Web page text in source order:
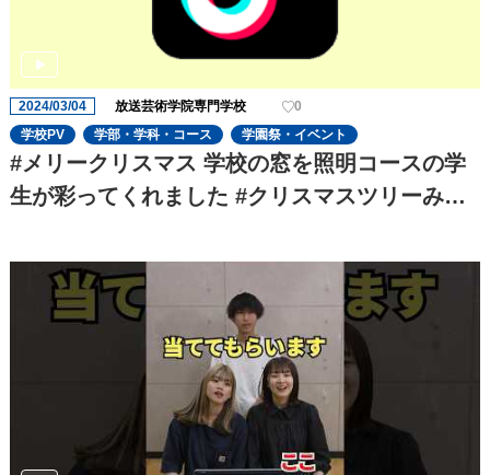
2024/03/04 放送芸術学院専門学校
0
学校PV
学部・学科・コース 学園祭・イベント
#メリークリスマス 学校の窓を照明コースの学
生が彩ってくれました #クリスマスツリーみた